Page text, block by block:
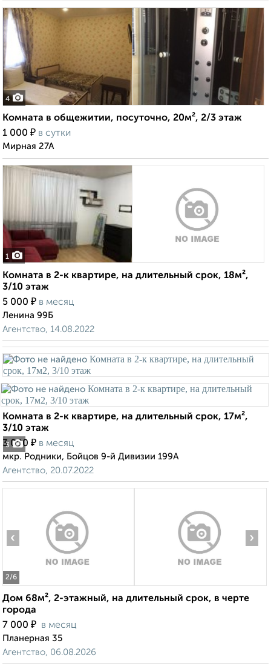
4
Комната в общежитии, посуточно, 20м², 2/3 этаж
1 000 ₽ в сутки
Мирная 27А
1
Комната в 2-к квартире, на длительный срок, 18м²,
3/10 этаж
5 000 ₽ в месяц
Ленина 99Б
Агентство, 14.08.2022
3
Комната в 2-к квартире, на длительный срок, 17м²,
3/10 этаж
3 000 ₽ в месяц
мкр. Родники, Бойцов 9-й Дивизии 199А
Агентство, 20.07.2022
2/6
‹ ›
Дом 68м², 2-этажный, на длительный срок, в черте
города
7 000 ₽ в месяц
Планерная 35
Агентство, 06.08.2026